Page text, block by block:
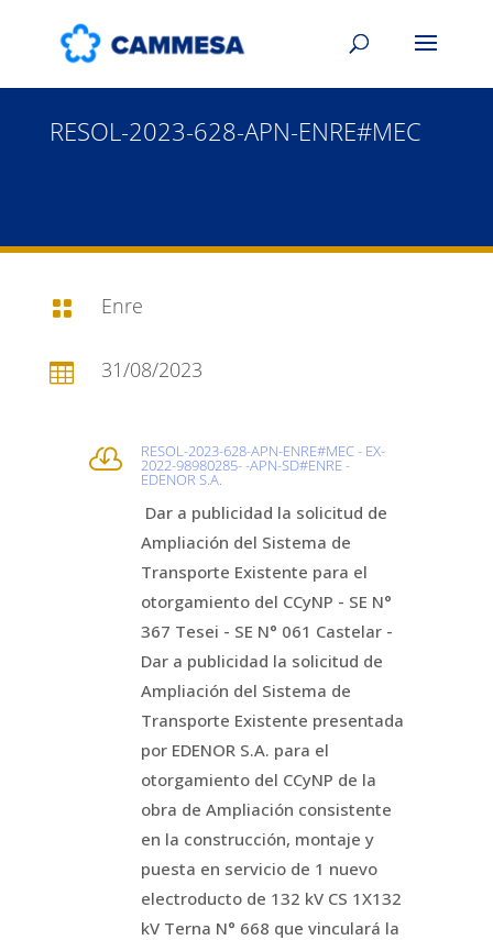
RESOL-2023-628-APN-ENRE#MEC
 Enre
 31/08/2023
 RESOL-2023-628-APN-ENRE#MEC - EX-
2022-98980285- -APN-SD#ENRE -
EDENOR S.A.
Dar a publicidad la solicitud de
Ampliación del Sistema de
Transporte Existente para el
otorgamiento del CCyNP - SE N°
367 Tesei - SE N° 061 Castelar -
Dar a publicidad la solicitud de
Ampliación del Sistema de
Transporte Existente presentada
por EDENOR S.A. para el
otorgamiento del CCyNP de la
obra de Ampliación consistente
en la construcción, montaje y
puesta en servicio de 1 nuevo
electroducto de 132 kV CS 1X132
kV Terna N° 668 que vinculará la